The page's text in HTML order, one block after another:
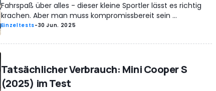
Fahrspaß über alles - dieser kleine Sportler lässt es richtig
krachen. Aber man muss kompromissbereit sein ...
Einzeltests-30 Jun. 2025
Tatsächlicher Verbrauch: Mini Cooper S
(2025) im Test